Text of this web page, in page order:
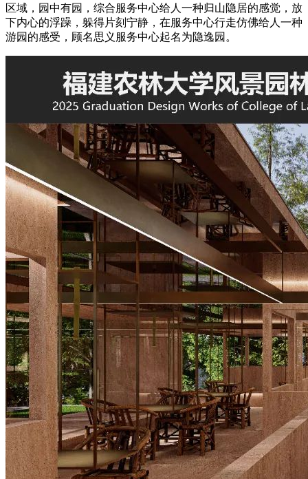
区域，园中有园，综合服务中心给人一种归山隐居的感觉，放
下内心的浮躁，躲得片刻宁静，在服务中心行走仿佛给人一种
游园的感受，顾名思义服务中心起名为隐逸园。